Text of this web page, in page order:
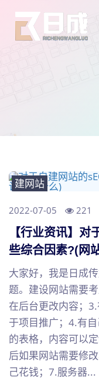
建网站
2022-07-05 221
【行业资讯】
些综合因素?(网
大家好，我是日成
题。建设网站需要
在后台更改内容；
于项目推广；4.有
的表格，内容可以
后如果网站需要修
己花钱；7.服务器...